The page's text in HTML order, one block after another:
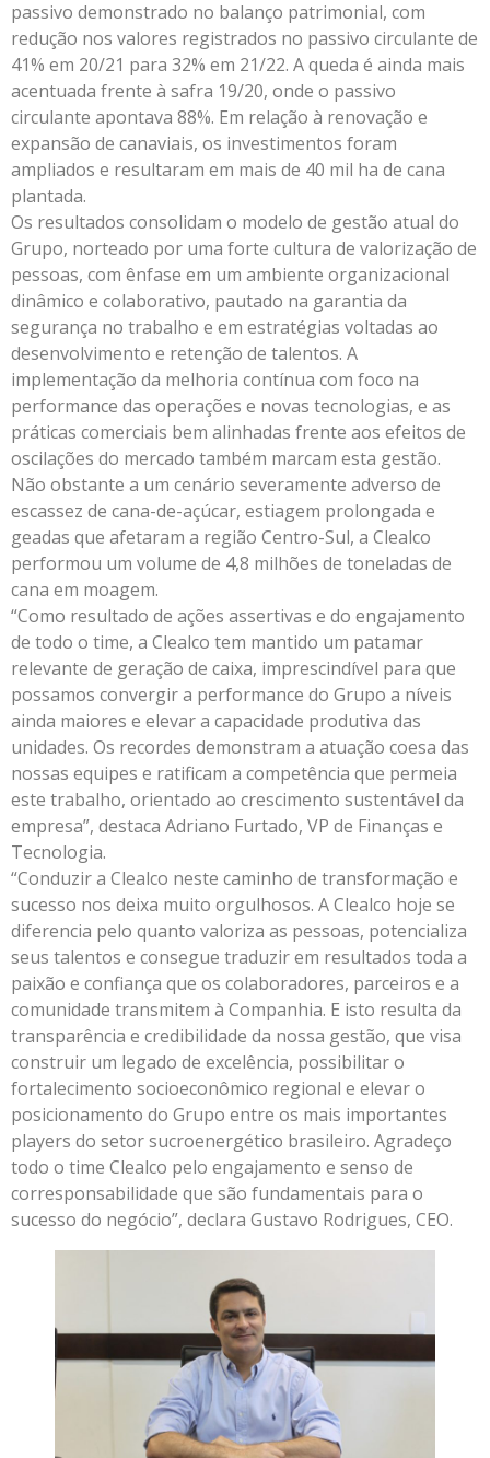
passivo demonstrado no balanço patrimonial, com
redução nos valores registrados no passivo circulante de
41% em 20/21 para 32% em 21/22. A queda é ainda mais
acentuada frente à safra 19/20, onde o passivo
circulante apontava 88%. Em relação à renovação e
expansão de canaviais, os investimentos foram
ampliados e resultaram em mais de 40 mil ha de cana
plantada.
Os resultados consolidam o modelo de gestão atual do
Grupo, norteado por uma forte cultura de valorização de
pessoas, com ênfase em um ambiente organizacional
dinâmico e colaborativo, pautado na garantia da
segurança no trabalho e em estratégias voltadas ao
desenvolvimento e retenção de talentos. A
implementação da melhoria contínua com foco na
performance das operações e novas tecnologias, e as
práticas comerciais bem alinhadas frente aos efeitos de
oscilações do mercado também marcam esta gestão.
Não obstante a um cenário severamente adverso de
escassez de cana-de-açúcar, estiagem prolongada e
geadas que afetaram a região Centro-Sul, a Clealco
performou um volume de 4,8 milhões de toneladas de
cana em moagem.
“Como resultado de ações assertivas e do engajamento
de todo o time, a Clealco tem mantido um patamar
relevante de geração de caixa, imprescindível para que
possamos convergir a performance do Grupo a níveis
ainda maiores e elevar a capacidade produtiva das
unidades. Os recordes demonstram a atuação coesa das
nossas equipes e ratificam a competência que permeia
este trabalho, orientado ao crescimento sustentável da
empresa”, destaca Adriano Furtado, VP de Finanças e
Tecnologia.
“Conduzir a Clealco neste caminho de transformação e
sucesso nos deixa muito orgulhosos. A Clealco hoje se
diferencia pelo quanto valoriza as pessoas, potencializa
seus talentos e consegue traduzir em resultados toda a
paixão e confiança que os colaboradores, parceiros e a
comunidade transmitem à Companhia. E isto resulta da
transparência e credibilidade da nossa gestão, que visa
construir um legado de excelência, possibilitar o
fortalecimento socioeconômico regional e elevar o
posicionamento do Grupo entre os mais importantes
players do setor sucroenergético brasileiro. Agradeço
todo o time Clealco pelo engajamento e senso de
corresponsabilidade que são fundamentais para o
sucesso do negócio”, declara Gustavo Rodrigues, CEO.